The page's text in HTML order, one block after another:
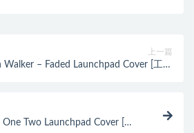
上一篇
Walker – Faded Launchpad Cover [工程
Two Launchpad Cover [工